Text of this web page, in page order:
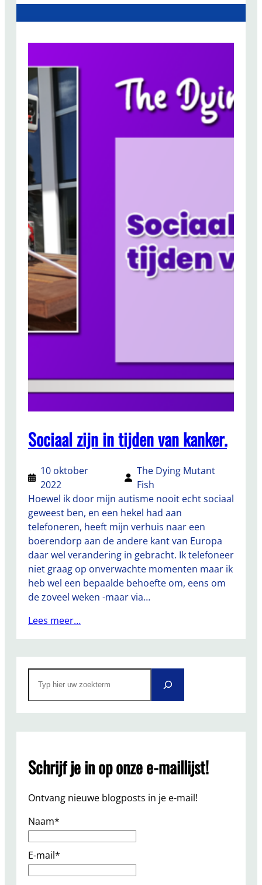
Sociaal zijn in tijden van kanker.
10 oktober
2022
The Dying Mutant
Fish
Hoewel ik door mijn autisme nooit echt sociaal
geweest ben, en een hekel had aan
telefoneren, heeft mijn verhuis naar een
boerendorp aan de andere kant van Europa
daar wel verandering in gebracht. Ik telefoneer
niet graag op onverwachte momenten maar ik
heb wel een bepaalde behoefte om, eens om
de zoveel weken -maar via…
Lees meer…
a
r
c
Schrijf je in op onze e-maillijst!
Ontvang nieuwe blogposts in je e-mail!
Naam*
E-mail*